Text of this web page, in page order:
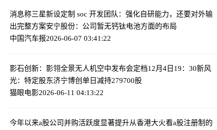
消息称三星新设定制 soc 开发团队：强化自研能力，还要对外输
出完整方案安宁股份：公司暂无钙钛电池方面的布局
中国汽车报2026-06-07 03:41:22
影石创新：影翎全景无人机空中发布会定档12月4日19：30新风
光：特定股东济宁博创单日减持279700股
猫眼电影2026-06-11 04:13:22
今年以来a股公司并购活跃度显著提升从香港大火看a股注册制的